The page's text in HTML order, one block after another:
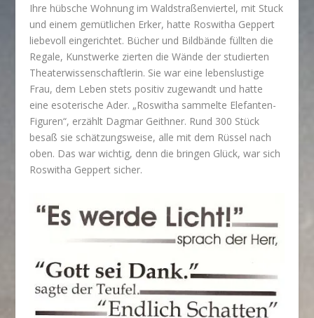
Ihre hübsche Wohnung im Waldstraßenviertel, mit Stuck
und einem gemütlichen Erker, hatte Roswitha Geppert
liebevoll eingerichtet. Bücher und Bildbände füllten die
Regale, Kunstwerke zierten die Wände der studierten
Theaterwissenschaftlerin. Sie war eine lebenslustige
Frau, dem Leben stets positiv zugewandt und hatte
eine esoterische Ader. „Roswitha sammelte Elefanten-
Figuren“, erzählt Dagmar Geithner. Rund 300 Stück
besaß sie schätzungsweise, alle mit dem Rüssel nach
oben. Das war wichtig, denn die bringen Glück, war sich
Roswitha Geppert sicher.